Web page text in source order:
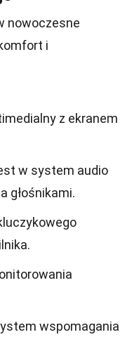
nowoczesne
i
z ekranem
w system audio
głośnikami.
wspomagania